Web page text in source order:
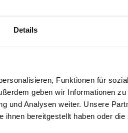
Details
Funktionen für
geben wir Informationen
und Analysen weiter. Unsere
bereitgestellt haben oder
befürwortete
auf den Rechtsvergleich mit